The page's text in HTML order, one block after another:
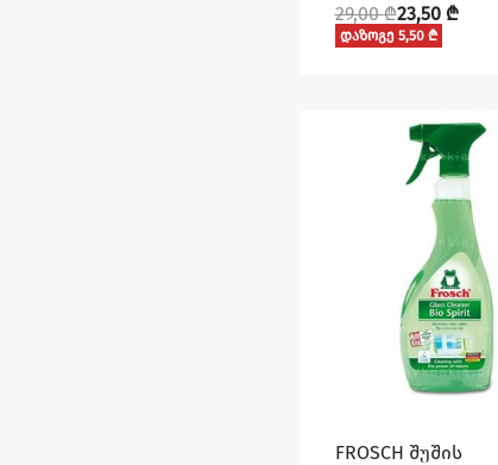
29,00₾23,50 ₾
დაზოგე 5,50 ₾
FROSCH შუშის